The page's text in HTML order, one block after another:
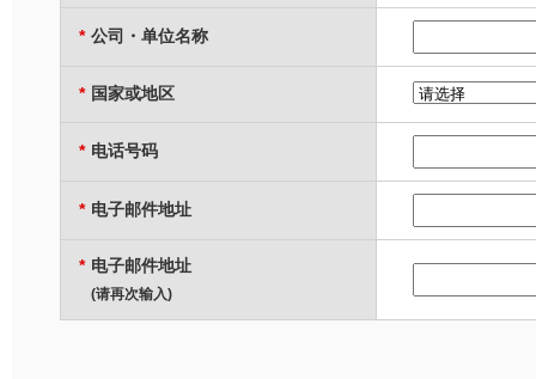
* 公司・单位名称
* 国家或地区
* 电话号码
* 电子邮件地址
* 电子邮件地址
(请再次输入)